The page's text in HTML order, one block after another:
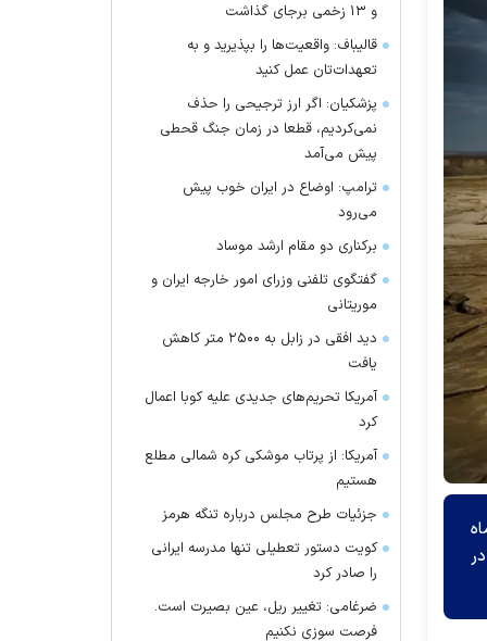
در
و ۱۳ زخمی برجای گذاشت
قالیباف: واقعیت‌ها را بپذیرید و به
تعهدات‌تان عمل کنید
پزشکیان: اگر ارز ترجیحی را حذف
نمی‌کردیم، قطعا در زمان جنگ قحطی
پیش می‌آمد
ترامپ: اوضاع در ایران خوب پیش
می‌رود
برکناری دو مقام ارشد موساد
گفتگوی تلفنی وزرای امور خارجه ایران و
موریتانی
دید افقی در زابل به ۲۵۰۰ متر کاهش
یافت
آمریکا تحریم‌های جدیدی علیه کوبا اعمال
کرد
آمریکا: از پرتاب موشکی کره شمالی مطلع
هستیم
جزئیات طرح مجلس درباره تنگه هرمز
کویت دستور تعطیلی تنها مدرسه ایرانی
را صادر کرد
ضرغامی: تغییر ریل، عین بصیرت است.
فرصت سوزی نکنیم